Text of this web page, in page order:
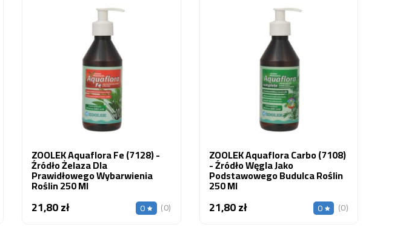
ZOOLEK Aquaflora Fe (7128) -
Źródło Żelaza Dla
Prawidłowego Wybarwienia
Roślin 250 Ml
21,80 złCena 0 (0)
ZOOLEK Aquaflora Carbo (7108)
- Źródło Węgla Jako
Podstawowego Budulca Roślin
250 Ml
21,80 złCena 0 (0)